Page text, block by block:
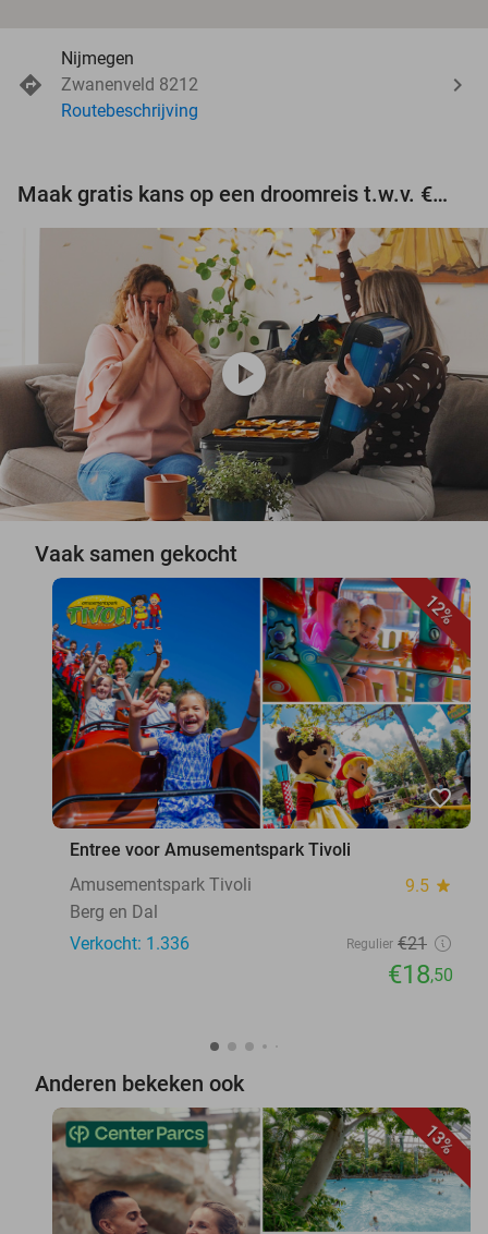
Nijmegen
Zwanenveld 8212
Routebeschrijving
Maak gratis kans op een droomreis t.w.v. €3.000!
play_circle
Vaak samen gekocht
12%
favorite_border
Entree voor Amusementspark Tivoli
Amusementspark Tivoli
9.5 star
Berg en Dal
Verkocht: 1.336
Regulier €21
€18,50
Anderen bekeken ook
13%